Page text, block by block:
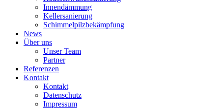
Innen­dämmung
Keller­sanierung
Schimmel­pilz­bekämpfung
News
Über uns
Unser Team
Partner
Referenzen
Kontakt
Kontakt
Datenschutz
Impressum